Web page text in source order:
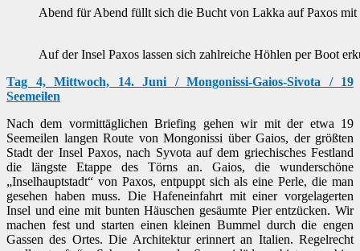
Abend für Abend füllt sich die Bucht von Lakka auf Paxos mit
Auf der Insel Paxos lassen sich zahlreiche Höhlen per Boot
Tag 4, Mittwoch, 14. Juni / Mongonissi-Gaios-Sivota / 19
Seemeilen
Nach dem vormittäglichen Briefing gehen wir mit der etwa 19
Seemeilen langen Route von Mongonissi über Gaios, der größten
Stadt der Insel Paxos, nach Syvota auf dem griechisches Festland
die längste Etappe des Törns an. Gaios, die wunderschöne
„Inselhauptstadt“ von Paxos, entpuppt sich als eine Perle, die man
gesehen haben muss. Die Hafeneinfahrt mit einer vorgelagerten
Insel und eine mit bunten Häuschen gesäumte Pier entzücken. Wir
machen fest und starten einen kleinen Bummel durch die engen
Gassen des Ortes. Die Architektur erinnert an Italien. Regelrecht